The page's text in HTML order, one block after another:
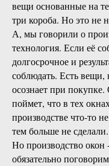
вещи основанные на
три короба. Но это не
А, мы говорили о
технология. Если её
долгосрочное и
соблюдать. Есть вещи,
осознает при
поймет, что в тех
производстве что-то
тем больше не сделали.
Но производство
обязательно